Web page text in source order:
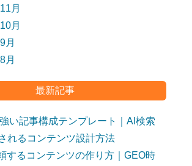
月
月
月
月
最新記事
い記事構成テンプレート｜AI検索
れるコンテンツ設計方法
するコンテンツの作り方｜GEO時